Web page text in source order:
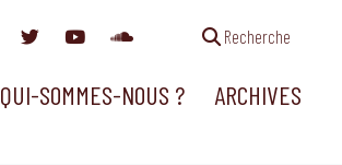
Recherche
QUI-SOMMES-NOUS ? ARCHIVES